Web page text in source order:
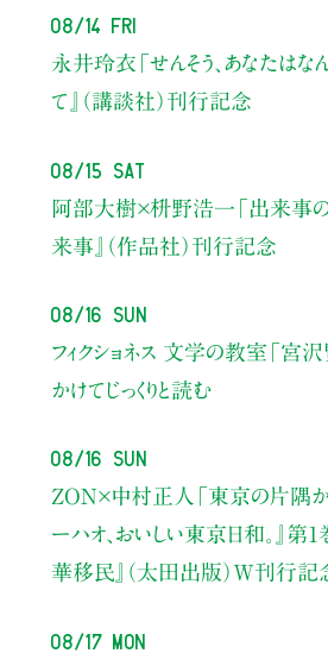
08/14 Fri
永井玲衣 「せんそう、あなたはな
て』（講談社）刊行記念
08/15 Sat
阿部大樹×枡野浩一 「出来事
来事』（作品社）刊行記念
08/16 Sun
フィクショネス 文学の教室 「宮
かけてじっくりと読む
08/16 Sun
ZON×中村正人 「東京の片隅か
ーハオ、おいしい東京日和。』第1巻
華移民』（太田出版）W刊行記
08/17 Mon